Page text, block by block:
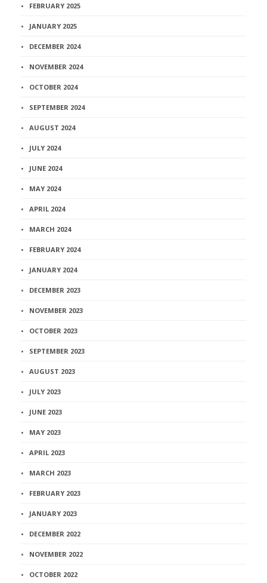
FEBRUARY 2025
JANUARY 2025
DECEMBER 2024
NOVEMBER 2024
OCTOBER 2024
SEPTEMBER 2024
AUGUST 2024
JULY 2024
JUNE 2024
MAY 2024
APRIL 2024
MARCH 2024
FEBRUARY 2024
JANUARY 2024
DECEMBER 2023
NOVEMBER 2023
OCTOBER 2023
SEPTEMBER 2023
AUGUST 2023
JULY 2023
JUNE 2023
MAY 2023
APRIL 2023
MARCH 2023
FEBRUARY 2023
JANUARY 2023
DECEMBER 2022
NOVEMBER 2022
OCTOBER 2022